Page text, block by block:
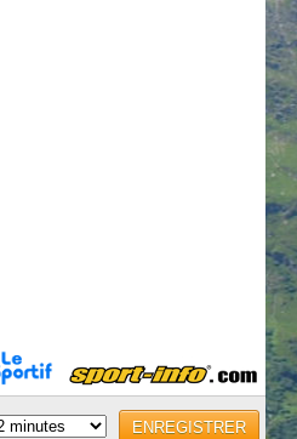
ENREGISTRER